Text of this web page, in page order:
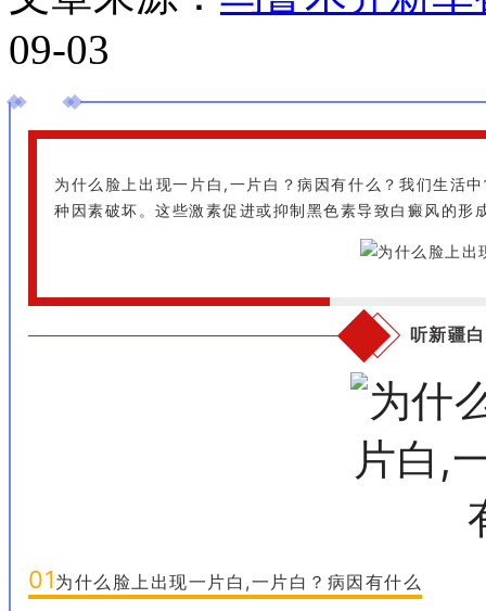
09-03
为什么脸上出现一片白,一片白？病因有什么？我们生活
种因素破坏。这些激素促进或抑制黑色素导致白癜风的
听新疆
01为什么脸上出现一片白,一片白？病因有什么